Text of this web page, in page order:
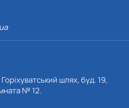
шлях, буд. 19,
№ 12.